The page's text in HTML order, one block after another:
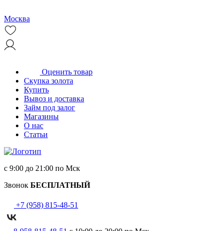
Москва
Оценить товар
Скупка золота
Купить
Вывоз и доставка
Займ под залог
Магазины
О нас
Статьи
с 9:00 до 21:00 по Мск
Звонок БЕСПЛАТНЫЙ
+7 (958) 815-48-51